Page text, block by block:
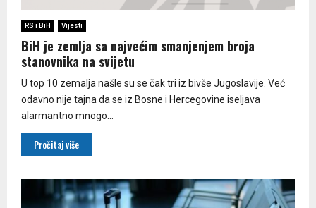
RS i BiH Vijesti
BiH je zemlja sa najvećim smanjenjem broja
stanovnika na svijetu
U top 10 zemalja našle su se čak tri iz bivše Jugoslavije. Već
odavno nije tajna da se iz Bosne i Hercegovine iseljava
alarmantno mnogo...
Pročitaj više